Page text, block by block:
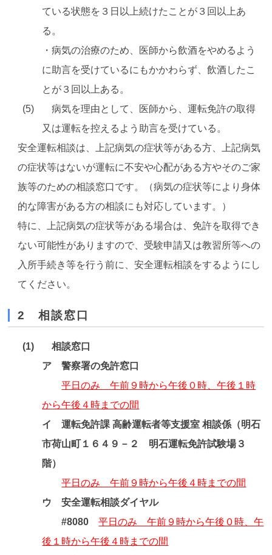
ている状態を３日以上続けたことが３回以上あ
る。
・病気の治療のため、医師から飲酒をやめるよう
に助言を受けているにもかかわらず、飲酒したこ
とが３回以上ある。
病気を理由として、医師から、運転免許の取得
又は運転を控えるよう助言を受けている。
安全運転相談は、上記病気の症状等がある方、上記病気
の症状等はないが運転に不安や心配がある方やそのご家
族等のための相談窓口です。（病気の症状等により身体
的な障害がある方の相談にも対応しています。）
特に、上記病気の症状等がある場合は、免許を取得でき
ない可能性がありますので、受験申請又は教習所等への
入所手続き等を行う前に、安全運転相談をするようにし
てください。
2 相談窓口
相談窓口
ア 警察署の免許窓口
平日のみ 午前９時から午後０時、午後１時
から午後４時までの間
イ 運転免許課 高齢運転者等支援室 相談係（明石
市荷山町１６４９－２ 明石運転免許試験場３
階）
平日のみ 午前９時から午後４時までの間
ウ 安全運転相談ダイヤル
#8080平日のみ 午前９時から午後０時、午
後１時から午後４時までの間